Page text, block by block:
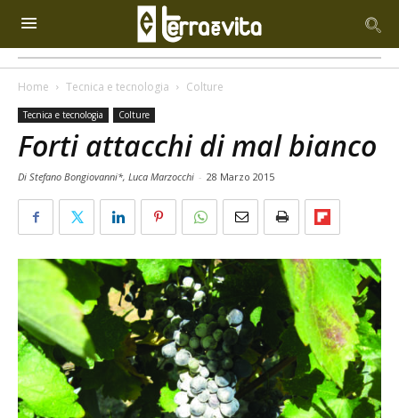
Home Tecnica e tecnologia Colture
Tecnica e tecnologia Colture
Forti attacchi di mal bianco
Di Stefano Bongiovanni*, Luca Marzocchi - 28 Marzo 2015